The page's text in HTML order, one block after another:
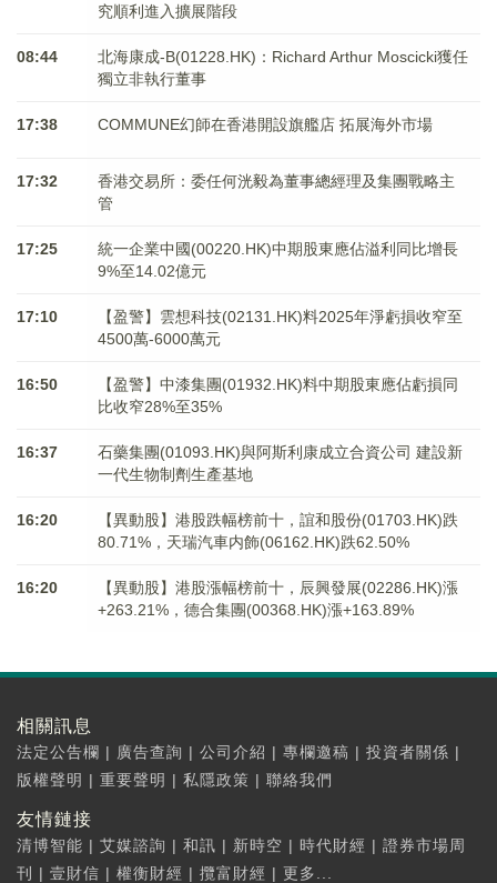
究順利進入擴展階段
08:44
北海康成-B(01228.HK)：Richard Arthur Moscicki獲任
獨立非執行董事
17:38 COMMUNE幻師在香港開設旗艦店 拓展海外市場
17:32
香港交易所：委任何洸毅為董事總經理及集團戰略主
管
17:25
統一企業中國(00220.HK)中期股東應佔溢利同比增長
9%至14.02億元
17:10
【盈警】雲想科技(02131.HK)料2025年淨虧損收窄至
4500萬-6000萬元
16:50
【盈警】中漆集團(01932.HK)料中期股東應佔虧損同
比收窄28%至35%
16:37
石藥集團(01093.HK)與阿斯利康成立合資公司 建設新
一代生物制劑生產基地
16:20
【異動股】港股跌幅榜前十，誼和股份(01703.HK)跌
80.71%，天瑞汽車内飾(06162.HK)跌62.50%
16:20
【異動股】港股漲幅榜前十，辰興發展(02286.HK)漲
+263.21%，德合集團(00368.HK)漲+163.89%
相關訊息
法定公告欄 | 廣告查詢 | 公司介紹 | 專欄邀稿 | 投資者關係 |
版權聲明 | 重要聲明 | 私隱政策 | 聯絡我們
友情鏈接
清博智能 | 艾媒諮詢 | 和訊 | 新時空 | 時代財經 | 證券市場周
刊
| 壹財信 | 權衡財經 | 攬富財經 | 更多...